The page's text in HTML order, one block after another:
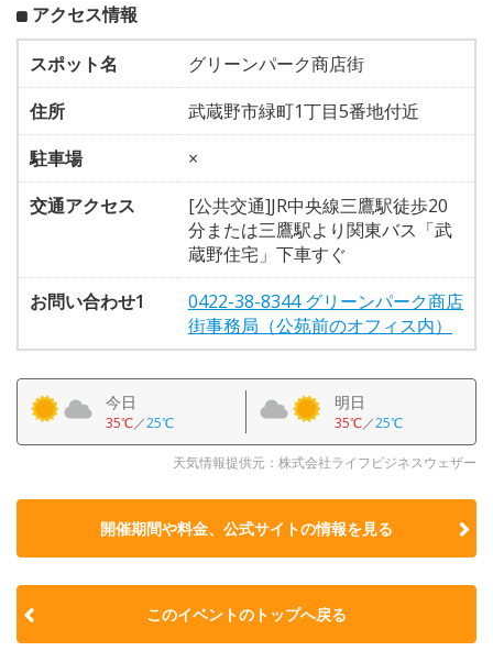
アクセス情報
スポット名
グリーンパーク商店街
住所
武蔵野市緑町1丁目5番地付近
駐車場
×
交通アクセス
[公共交通]JR中央線三鷹駅徒歩20
分または三鷹駅より関東バス「武
蔵野住宅」下車すぐ
お問い合わせ1
0422-38-8344 グリーンパーク商店
街事務局（公苑前のオフィス内）
今日
35℃／25℃
明日
35℃／25℃
天気情報提供元：株式会社ライフビジネスウェザー
開催期間や料金、公式サイトの情報を見る
このイベントのトップへ戻る